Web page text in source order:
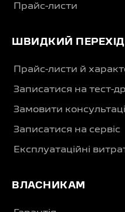
Прайс-листи
ШВИДКИЙ ПЕРЕХІД
Прайс-листи й
Записатися на тест-
Замовити
Записатися на сервіс
Експлуатаційні
ВЛАСНИКАМ